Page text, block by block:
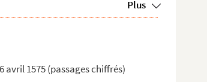
Plus
avril 1575 (passages chiffrés)